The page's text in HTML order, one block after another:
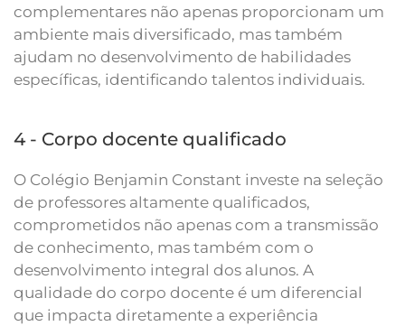
complementares não apenas proporcionam um
ambiente mais diversificado, mas também
ajudam no desenvolvimento de habilidades
específicas, identificando talentos individuais.
4 - Corpo docente qualificado
O Colégio Benjamin Constant investe na seleção
de professores altamente qualificados,
comprometidos não apenas com a transmissão
de conhecimento, mas também com o
desenvolvimento integral dos alunos. A
qualidade do corpo docente é um diferencial
que impacta diretamente a experiência